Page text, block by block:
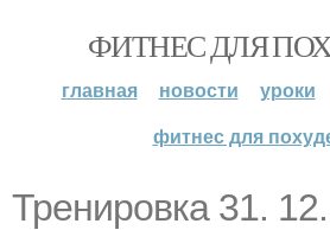
ФИТНЕС ДЛЯ
главная новости уроки
фитнес для
Тренировка 31.